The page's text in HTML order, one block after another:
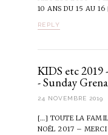
10 ANS DU 15 AU
REPLY
KIDS etc 2019
- Sunday
24 NOVEMBRE 2019
[…] TOUTE LA
NOËL 2017 –